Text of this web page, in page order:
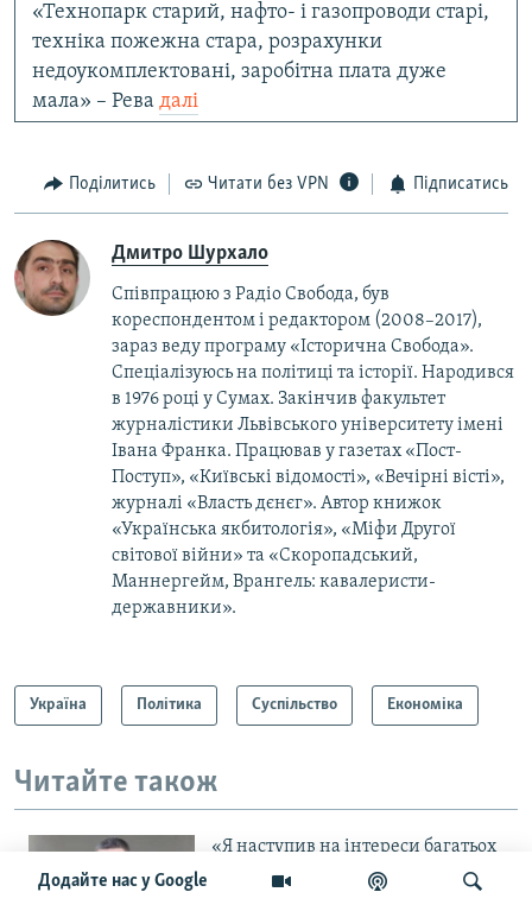
Додайте нас у Google
«Технопарк старий, нафто- і газопроводи старі,
техніка пожежна стара, розрахунки
недоукомплектовані, заробітна плата дуже
мала» – Рева далі
Поділитись Читати без VPN Підписатись
Дмитро Шурхало
Співпрацюю з Радіо Свобода, був
кореcпондентом і редактором (2008–2017),
зараз веду програму «Історична Свобода».
Спеціалізуюсь на політиці та історії. Народився
в 1976 році у Сумах. Закінчив факультет
журналістики Львівського університету імені
Івана Франка. Працював у газетах «Пост-
Поступ», «Київські відомості», «Вечірні вісті»,
журналі «Власть дєнєг». Автор книжок
«Українська якбитологія», «Міфи Другої
світової війни» та «Скоропадський,
Маннергейм, Врангель: кавалеристи-
державники».
Україна Політика Суспільство Економіка
Читайте також
«Я наступив на інтереси багатьох
людей і компаній». Як в Україні
реагують на інтерв’ю Михайла